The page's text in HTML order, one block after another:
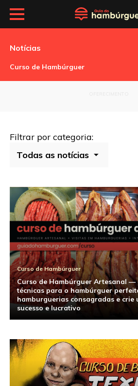
Notícias
Curso de Hambúrguer
Filtrar por categoria:
Curso de Hambúrguer
Curso de Hambúrguer Artesanal —
técnicas para o hambúrguer
hamburguerias consagradas e crie
sucesso e lucrativo